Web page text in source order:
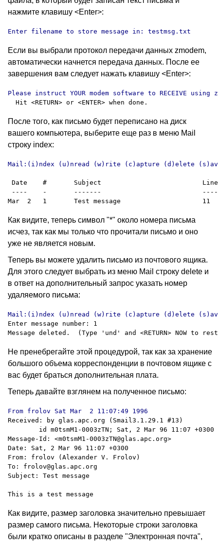
нажмите клавишу <Enter>:
Enter filename to store message in: testmsg.txt
Если вы выбрали протокол передачи данных zmodem,
автоматически начнется передача данных. После ее
завершения вам следует нажать клавишу <Enter>:
После того, как письмо будет переписано на диск
вашего компьютера, выберите еще раз в меню Mail
строку index:
Mail:(i)ndex (u)nread (w)rite (c)apture (d)elete
Date    #       Subject                          Lines
----    -       -------
Как видите, теперь символ "*" около номера письма
исчез, так как мы только что прочитали письмо и оно
уже не является новым.
Теперь вы можете удалить письмо из почтового ящика.
Для этого следует выбрать из меню Mail строку delete и
в ответ на дополнительный запрос указать номер
удаляемого письма:
Enter message number: 1
Не пренебрегайте этой процедурой, так как за хранение
большого объема корреспонденции в почтовом ящике с
вас будет браться дополнительная плата.
Теперь давайте взглянем на полученное письмо:
Received: by glas.apc.org (Smail3.1.29.1 #13)
Message-Id: <m0tsmM1-0003zTN@glas.apc.org>
Date: Sat, 2 Mar 96 11:07 +0300
From: frolov (Alexander V. Frolov)
To: frolov@glas.apc.org
Subject: Test message
Как видите, размер заголовка значительно превышает
размер самого письма. Некоторые строки заголовка
были кратко описаны в разделе "Электронная почта",